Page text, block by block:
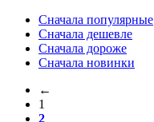
Сначала популярные
Сначала дешевле
Сначала дороже
Сначала новинки
←
1
2